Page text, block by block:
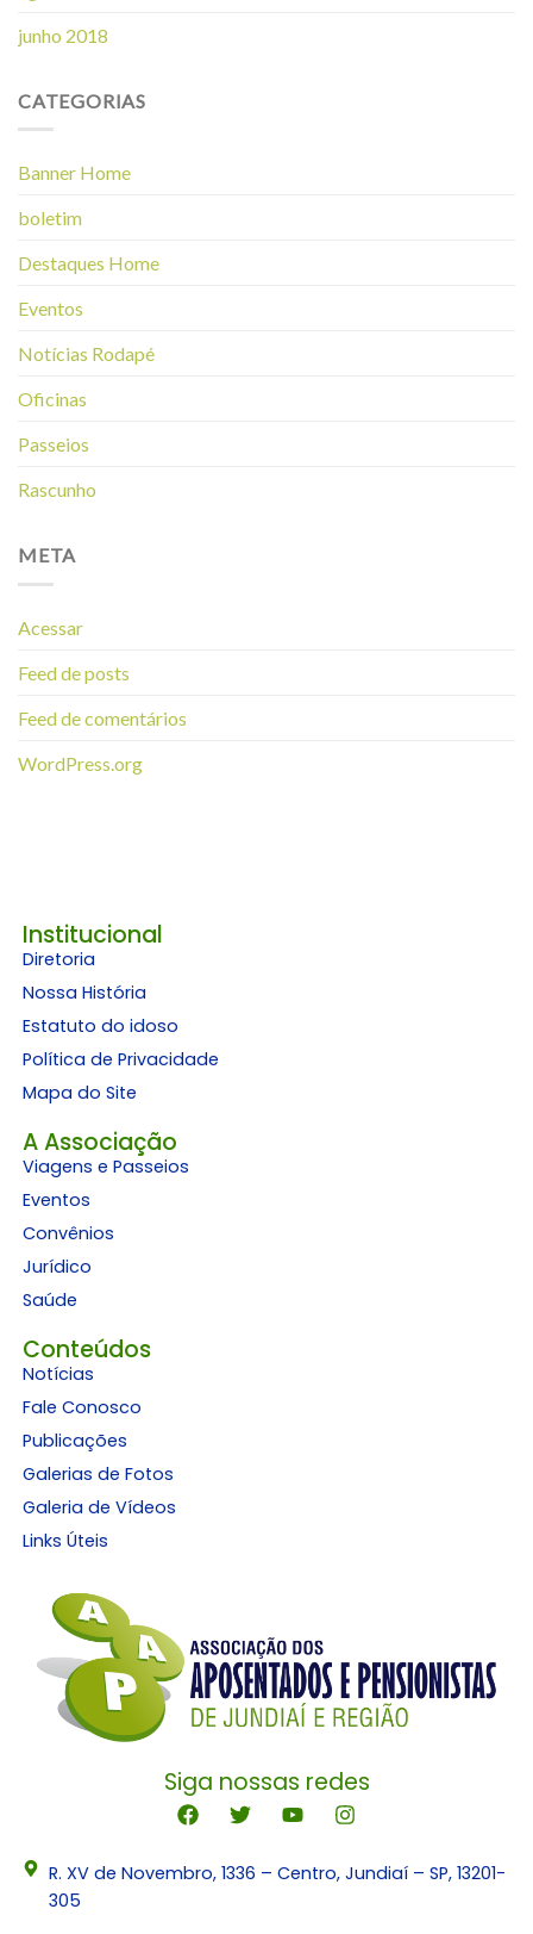
junho 2018
CATEGORIAS
Banner Home
boletim
Destaques Home
Eventos
Notícias Rodapé
Oficinas
Passeios
Rascunho
META
Acessar
Feed de posts
Feed de comentários
WordPress.org
Institucional
Diretoria
Nossa História
Estatuto do idoso
Política de Privacidade
Mapa do Site
A Associação
Viagens e Passeios
Eventos
Convênios
Jurídico
Saúde
Conteúdos
Notícias
Fale Conosco
Publicações
Galerias de Fotos
Galeria de Vídeos
Links Úteis
Siga nossas redes
R. XV de Novembro, 1336 – Centro, Jundiaí – SP, 13201-
305